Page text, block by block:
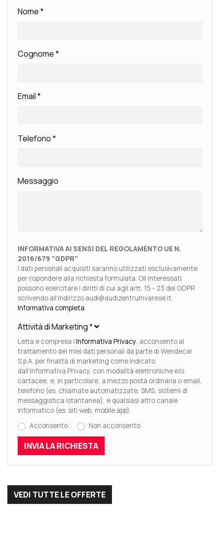
Nome*
Cognome*
Email*
Telefono*
Messaggio
INFORMATIVA AI SENSI DEL REGOLAMENTO UE N.
2016/679 "GDPR"
I dati personali acquisiti saranno utilizzati esclusivamente
per rispondere alla richiesta formulata. Gli Interessati
possono esercitare i diritti di cui agli artt. 15 - 23 del GDPR
scrivendo all'indirizzo audi@audizentrumvarese.it.
Informativa completa
Attività di Marketing*
Letta e compresa l’Informativa Privacy , acconsento al
trattamento dei miei dati personali da parte di Wendecar
S.p.A. per finalità di marketing come indicato
dall’Informativa Privacy, con modalità elettroniche e/o
cartacee, e, in particolare, a mezzo posta ordinaria o email,
telefono (es. chiamate automatizzate, SMS, sistemi di
messaggistica istantanea), e qualsiasi altro canale
informatico (es. siti web, mobile app).
Acconsento
Non acconsento
VEDI TUTTE LE OFFERTE